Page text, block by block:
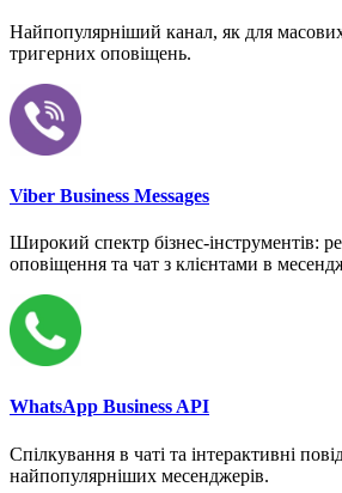
Найпопулярніший канал, як для
тригерних оповіщень.
Viber Business Messages
Широкий спектр бізнес-інструментів:
оповіщення та чат з клієнтами в
WhatsApp Business API
Спілкування в чаті та інтерактивні
найпопулярніших месенджерів.